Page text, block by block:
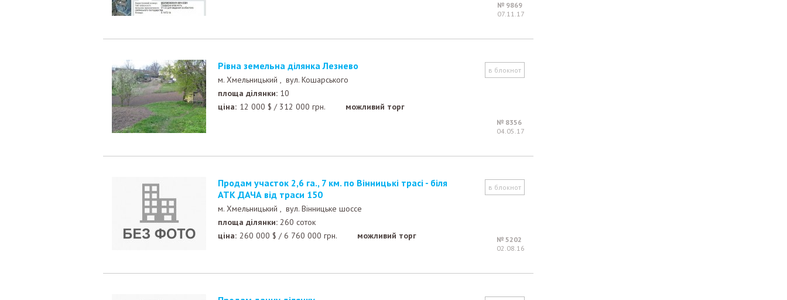
№ 9869
07.11.17
Рівна земельна ділянка Лезнево в блокнот
м. Хмельницький , вул. Кошарського
площа ділянки: 10
ціна: 12 000 $ / 312 000 грн. можливий торг
№ 8356
04.05.17
Продам участок 2,6 га., 7 км. по Вінницькі трасі - біля
АТК ДАЧА від траси 150
в блокнот
м. Хмельницький , вул. Вінницьке шоссе
площа ділянки: 260 соток
ціна: 260 000 $ /6 760 000 грн. можливий торг
№ 5202
02.08.16